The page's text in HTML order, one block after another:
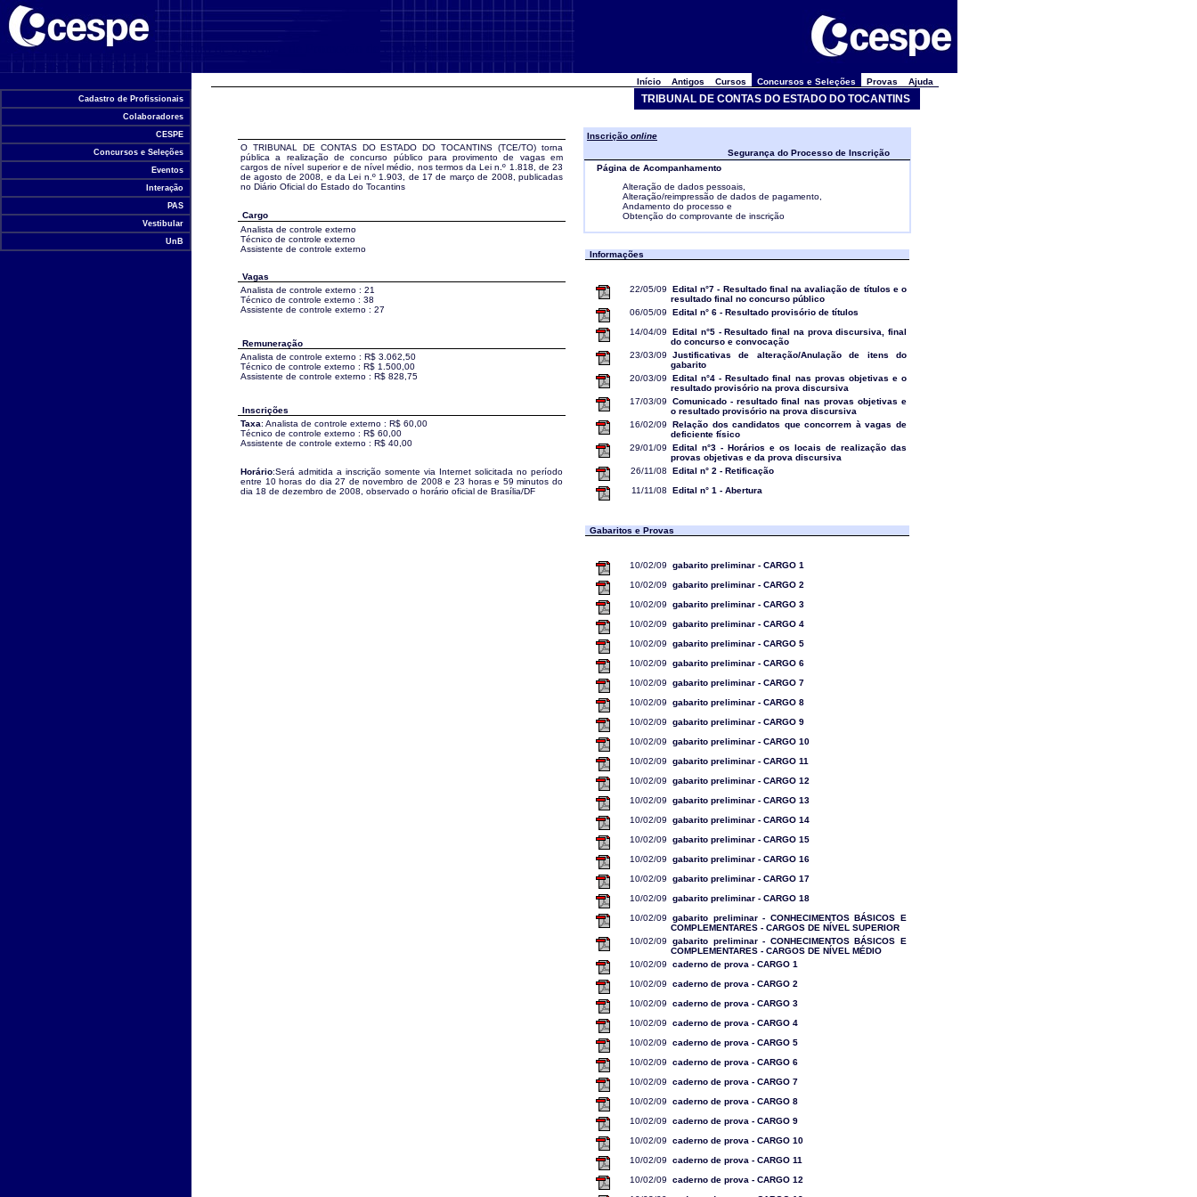
Universidade de Brasília
Cadastro de Profissionais
Colaboradores
CESPE
Concursos e Seleções
Eventos
Interação
PAS
Vestibular
UnB
Início Antigos Cursos Concursos e Seleções Provas Ajuda
TRIBUNAL DE CONTAS DO ESTADO DO TOCANTINS
O TRIBUNAL DE CONTAS DO ESTADO DO TOCANTINS (TCE/TO) torna
pública a realização de concurso público para provimento de vagas em
cargos de nível superior e de nível médio, nos termos da Lei n.º 1.818, de 23
de agosto de 2008, e da Lei n.º 1.903, de 17 de março de 2008, publicadas
no Diário Oficial do Estado do Tocantins
Cargo
Analista de controle externo
Técnico de controle externo
Assistente de controle externo
Vagas
Analista de controle externo : 21
Técnico de controle externo : 38
Assistente de controle externo : 27
Remuneração
Analista de controle externo : R$ 3.062,50
Técnico de controle externo : R$ 1.500,00
Assistente de controle externo : R$ 828,75
Inscrições
Taxa: Analista de controle externo : R$ 60,00
Técnico de controle externo : R$ 60,00
Assistente de controle externo : R$ 40,00
Horário:Será admitida a inscrição somente via Internet solicitada no período
entre 10 horas do dia 27 de novembro de 2008 e 23 horas e 59 minutos do
dia 18 de dezembro de 2008, observado o horário oficial de Brasília/DF
Inscrição online
Segurança do Processo de Inscrição
Página de Acompanhamento
Alteração de dados pessoais,
Alteração/reimpressão de dados de pagamento,
Andamento do processo e
Obtenção do comprovante de inscrição
Informações
22/05/09
Edital n°7 - Resultado final na avaliação de títulos e o
resultado final no concurso público
06/05/09
Edital n° 6 - Resultado provisório de títulos
14/04/09
Edital n°5 - Resultado final na prova discursiva, final
do concurso e convocação
23/03/09
Justificativas de alteração/Anulação de itens do
gabarito
20/03/09
Edital n°4 - Resultado final nas provas objetivas e o
resultado provisório na prova discursiva
17/03/09
Comunicado - resultado final nas provas objetivas e
o resultado provisório na prova discursiva
16/02/09
Relação dos candidatos que concorrem à vagas de
deficiente físico
29/01/09
Edital n°3 - Horários e os locais de realização das
provas objetivas e da prova discursiva
26/11/08
Edital n° 2 - Retificação
11/11/08
Edital n° 1 - Abertura
Gabaritos e Provas
10/02/09
gabarito preliminar - CARGO 1
10/02/09
gabarito preliminar - CARGO 2
10/02/09
gabarito preliminar - CARGO 3
10/02/09
gabarito preliminar - CARGO 4
10/02/09
gabarito preliminar - CARGO 5
10/02/09
gabarito preliminar - CARGO 6
10/02/09
gabarito preliminar - CARGO 7
10/02/09
gabarito preliminar - CARGO 8
10/02/09
gabarito preliminar - CARGO 9
10/02/09
gabarito preliminar - CARGO 10
10/02/09
gabarito preliminar - CARGO 11
10/02/09
gabarito preliminar - CARGO 12
10/02/09
gabarito preliminar - CARGO 13
10/02/09
gabarito preliminar - CARGO 14
10/02/09
gabarito preliminar - CARGO 15
10/02/09
gabarito preliminar - CARGO 16
10/02/09
gabarito preliminar - CARGO 17
10/02/09
gabarito preliminar - CARGO 18
10/02/09
gabarito preliminar - CONHECIMENTOS BÁSICOS E
COMPLEMENTARES - CARGOS DE NÍVEL SUPERIOR
10/02/09
gabarito preliminar - CONHECIMENTOS BÁSICOS E
COMPLEMENTARES - CARGOS DE NÍVEL MÉDIO
10/02/09
caderno de prova - CARGO 1
10/02/09
caderno de prova - CARGO 2
10/02/09
caderno de prova - CARGO 3
10/02/09
caderno de prova - CARGO 4
10/02/09
caderno de prova - CARGO 5
10/02/09
caderno de prova - CARGO 6
10/02/09
caderno de prova - CARGO 7
10/02/09
caderno de prova - CARGO 8
10/02/09
caderno de prova - CARGO 9
10/02/09
caderno de prova - CARGO 10
10/02/09
caderno de prova - CARGO 11
10/02/09
caderno de prova - CARGO 12